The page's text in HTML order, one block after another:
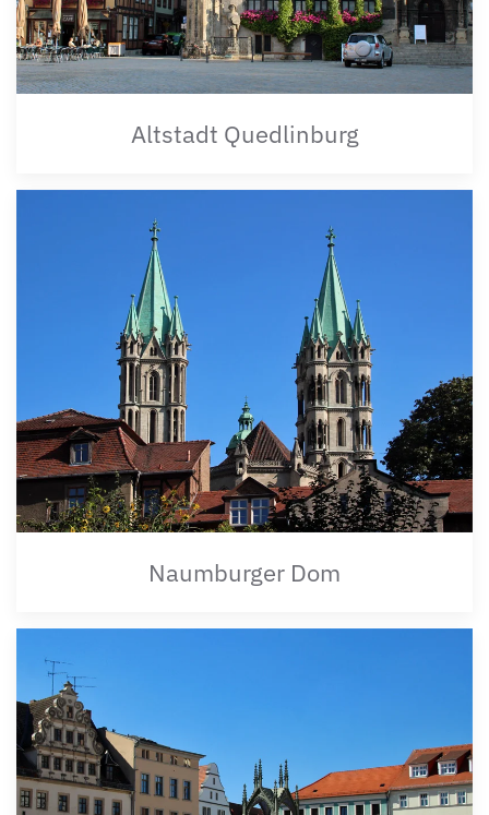
Altstadt Quedlinburg
Naumburger Dom